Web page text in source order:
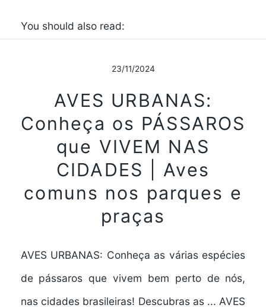
You should also read:
23/11/2024
AVES URBANAS:
Conheça os PÁSSAROS
que VIVEM NAS
CIDADES | Aves
comuns nos parques e
praças
AVES URBANAS: Conheça as várias espécies
de pássaros que vivem bem perto de nós,
nas cidades brasileiras! Descubras as ... AVES